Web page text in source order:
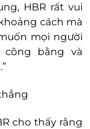
HBR rất vui
cách mà
mọi người
bằng và
cho thấy rằng